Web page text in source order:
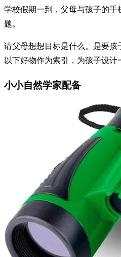
学校假期一到，父母与孩子的
题。
请父母想想目标是什么。是要
以下好物作为索引，为孩子设计
小小自然学家配备